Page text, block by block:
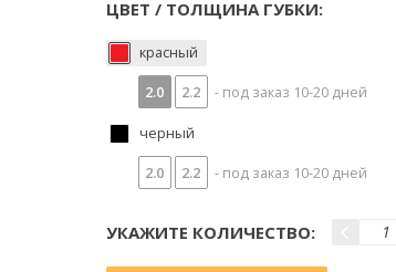
ЦВЕТ / ТОЛЩИНА ГУБКИ:
красный
2.0
2.2 - под заказ 10-20 дней
черный
2.0
2.2 - под заказ 10-20 дней
УКАЖИТЕ КОЛИЧЕСТВО: